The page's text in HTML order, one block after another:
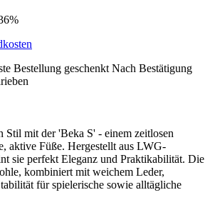
Bestellung geschenkt Nach Bestätigung
Stil mit der 'Beka S' - einem zeitlosen
aktive Füße. Hergestellt aus LWG-
sie perfekt Eleganz und Praktikabilität. Die
kombiniert mit weichem Leder,
für spielerische sowie alltägliche